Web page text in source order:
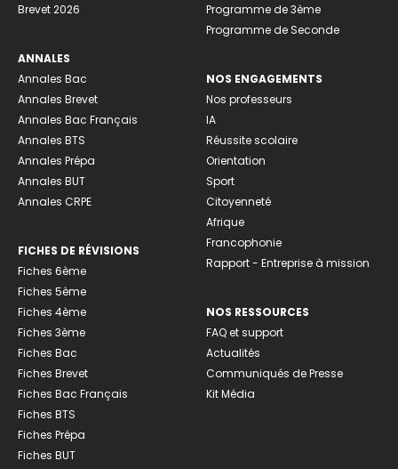
Brevet 2026
ANNALES
Annales Bac
Annales Brevet
Annales Bac Français
Annales BTS
Annales Prépa
Annales BUT
Annales CRPE
FICHES DE RÉVISIONS
Fiches 6ème
Fiches 5ème
Fiches 4ème
Fiches 3ème
Fiches Bac
Fiches Brevet
Fiches Bac Français
Fiches BTS
Fiches Prépa
Fiches BUT
Programme de 3ème
Programme de Seconde
NOS ENGAGEMENTS
Nos professeurs
IA
Réussite scolaire
Orientation
Sport
Citoyenneté
Afrique
Francophonie
Rapport - Entreprise à mission
NOS RESSOURCES
FAQ et support
Actualités
Communiqués de Presse
Kit Média